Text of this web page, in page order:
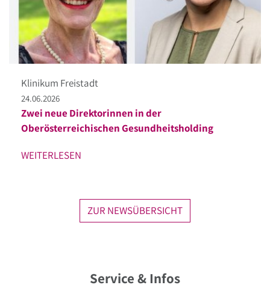
Klinikum Freistadt
24.06.2026
Zwei neue Direktorinnen in der
Oberösterreichischen Gesundheitsholding
WEITERLESEN
ZUR NEWSÜBERSICHT
Service & Infos